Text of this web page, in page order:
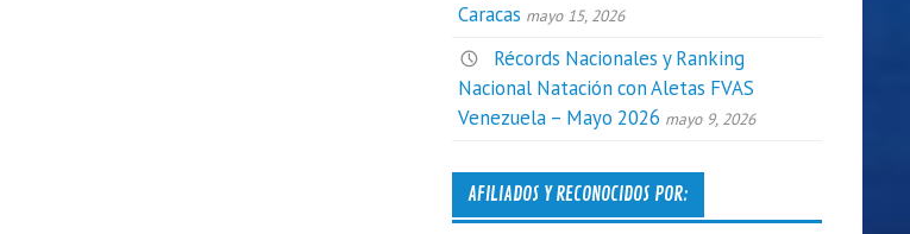
Caracas mayo 15, 2026
Récords Nacionales y Ranking
Nacional Natación con Aletas FVAS
Venezuela – Mayo 2026 mayo 9, 2026
AFILIADOS Y RECONOCIDOS POR: